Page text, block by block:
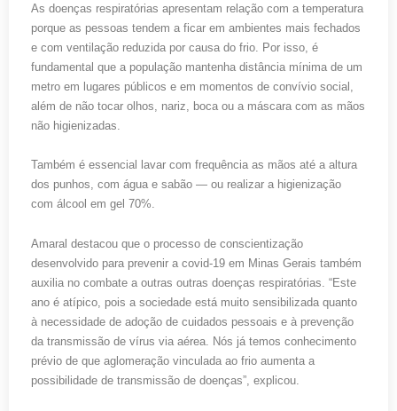
As doenças respiratórias apresentam relação com a temperatura
porque as pessoas tendem a ficar em ambientes mais fechados
e com ventilação reduzida por causa do frio. Por isso, é
fundamental que a população mantenha distância mínima de um
metro em lugares públicos e em momentos de convívio social,
além de não tocar olhos, nariz, boca ou a máscara com as mãos
não higienizadas.
Também é essencial lavar com frequência as mãos até a altura
dos punhos, com água e sabão — ou realizar a higienização
com álcool em gel 70%.
Amaral destacou que o processo de conscientização
desenvolvido para prevenir a covid-19 em Minas Gerais também
auxilia no combate a outras outras doenças respiratórias. “Este
ano é atípico, pois a sociedade está muito sensibilizada quanto
à necessidade de adoção de cuidados pessoais e à prevenção
da transmissão de vírus via aérea. Nós já temos conhecimento
prévio de que aglomeração vinculada ao frio aumenta a
possibilidade de transmissão de doenças”, explicou.